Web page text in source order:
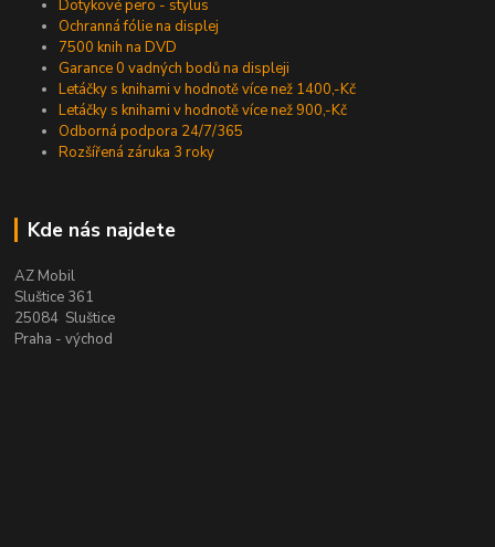
Dotykové pero - stylus
Ochranná fólie na displej
7500 knih na DVD
Garance 0 vadných bodů na displeji
Letáčky s knihami v hodnotě více než 1400,-Kč
Letáčky s knihami v hodnotě více než 900,-Kč
Odborná podpora 24/7/365
Rozšířená záruka 3 roky
Kde nás najdete
AZ Mobil
Sluštice 361
25084 Sluštice
Praha - východ